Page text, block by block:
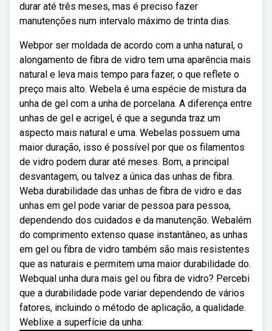
durar até três meses, mas é preciso fazer
manutenções num intervalo máximo de trinta dias.
Webpor ser moldada de acordo com a unha natural, o
alongamento de fibra de vidro tem uma aparência mais
natural e leva mais tempo para fazer, o que reflete o
preço mais alto. Webela é uma espécie de mistura da
unha de gel com a unha de porcelana. A diferença entre
unhas de gel e acrigel, é que a segunda traz um
aspecto mais natural e uma. Webelas possuem uma
maior duração, isso é possível por que os filamentos
de vidro podem durar até meses. Bom, a principal
desvantagem, ou talvez a única das unhas de fibra.
Weba durabilidade das unhas de fibra de vidro e das
unhas em gel pode variar de pessoa para pessoa,
dependendo dos cuidados e da manutenção. Webalém
do comprimento extenso quase instantâneo, as unhas
em gel ou fibra de vidro também são mais resistentes
que as naturais e permitem uma maior durabilidade do.
Webqual unha dura mais gel ou fibra de vidro? Percebi
que a durabilidade pode variar dependendo de vários
fatores, incluindo o método de aplicação, a qualidade.
Weblixe a superfície da unha: